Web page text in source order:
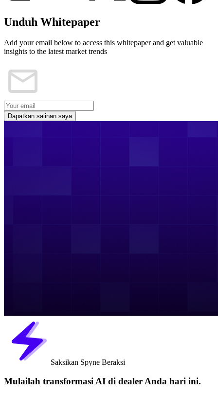
Unduh Whitepaper
Add your email below to access this whitepaper and get valuable
insights to the latest market trends
Dapatkan salinan saya
Saksikan Spyne Beraksi
Mulailah transformasi AI di dealer Anda hari ini.